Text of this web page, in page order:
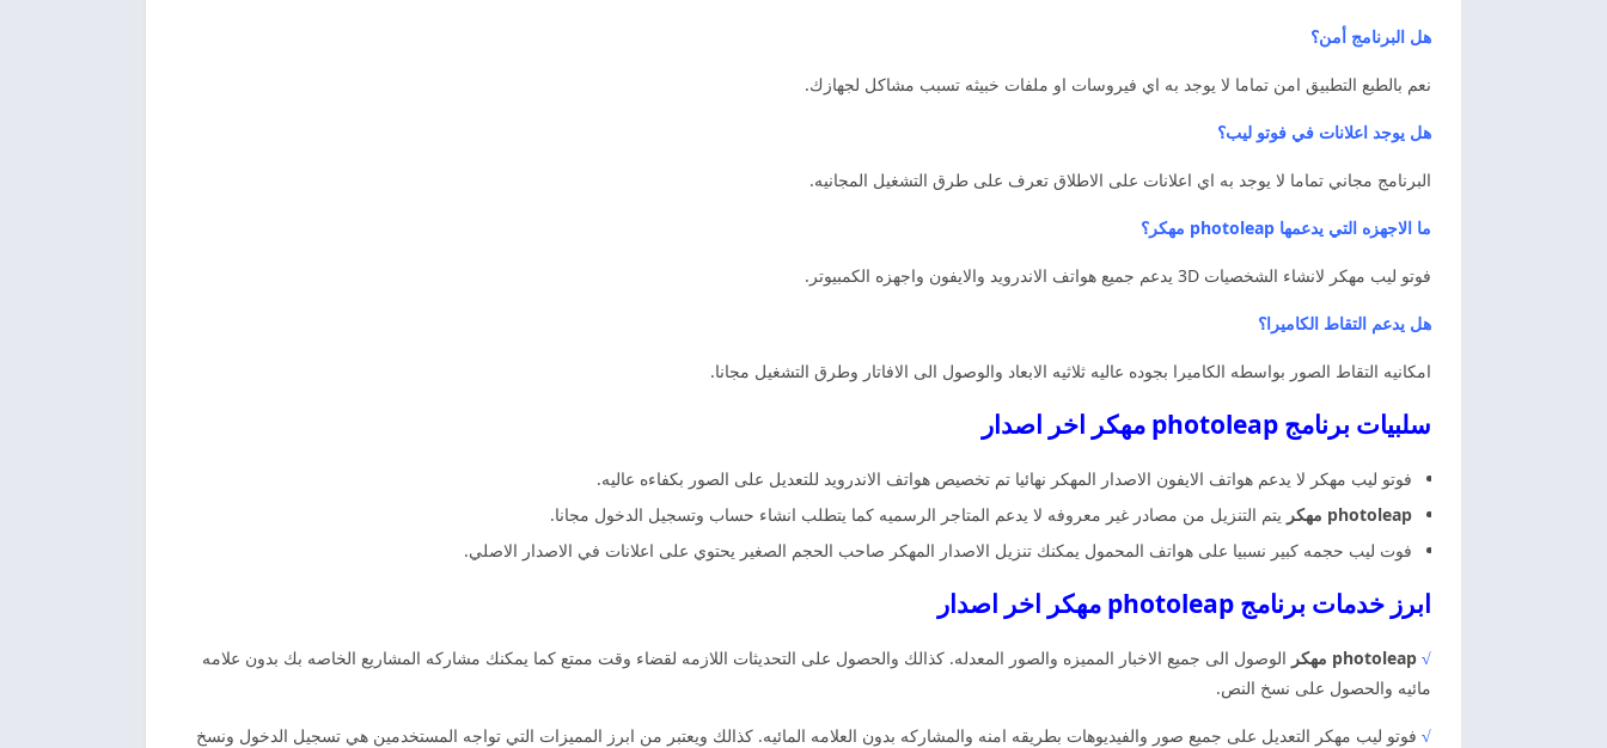
هل البرنامج أمن؟
نعم بالطبع التطبيق امن تماما لا يوجد به اي فيروسات او ملفات خبيثه تسبب مشاكل لجهازك.
هل يوجد اعلانات في فوتو ليب؟
البرنامج مجاني تماما لا يوجد به اي اعلانات على الاطلاق تعرف على طرق التشغيل المجانيه.
ما الاجهزه التي يدعمها photoleap مهكر؟
فوتو ليب مهكر لانشاء الشخصيات 3D يدعم جميع هواتف الاندرويد والايفون واجهزه الكمبيوتر.
هل يدعم التقاط الكاميرا؟
امكانيه التقاط الصور بواسطه الكاميرا بجوده عاليه ثلاثيه الابعاد والوصول الى الافاتار وطرق التشغيل مجانا.
سلبيات برنامج photoleap مهكر اخر اصدار
فوتو ليب مهكر لا يدعم هواتف الايفون الاصدار المهكر نهائيا تم تخصيص هواتف الاندرويد للتعديل على الصور بكفاءه عاليه.
photoleap مهكر
يتم التنزيل من مصادر غير معروفه لا يدعم المتاجر الرسميه كما يتطلب انشاء حساب وتسجيل الدخول مجانا.
فوت ليب حجمه كبير نسبيا على هواتف المحمول يمكنك تنزيل الاصدار المهكر صاحب الحجم الصغير يحتوي على اعلانات في الاصدار الاصلي.
ابرز خدمات برنامج photoleap مهكر اخر اصدار
√ photoleap مهكر
الوصول الى جميع الاخبار المميزه والصور المعدله. كذالك والحصول على التحديثات اللازمه لقضاء وقت ممتع كما يمكنك مشاركه المشاريع الخاصه بك بدون علامه
مائيه والحصول على نسخ النص.
√ فوتو ليب مهكر التعديل على جميع صور والفيديوهات بطريقه امنه والمشاركه بدون العلامه المائيه. كذالك ويعتبر من ابرز المميزات التي تواجه المستخدمين هي تسجيل الدخول ونسخ